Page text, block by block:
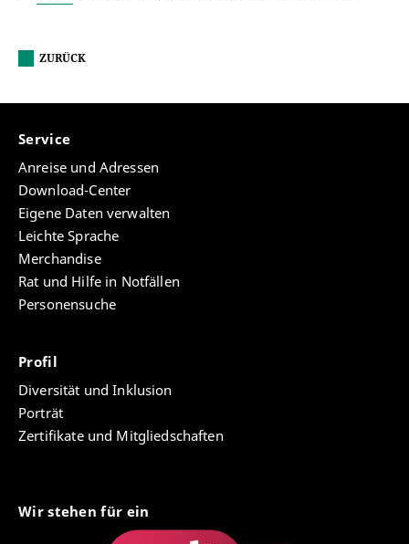
ZURÜCK
Service
Anreise und Adressen
Download-Center
Eigene Daten verwalten
Leichte Sprache
Merchandise
Rat und Hilfe in Notfällen
Personensuche
Profil
Diversität und Inklusion
Porträt
Zertifikate und Mitgliedschaften
Wir stehen für ein